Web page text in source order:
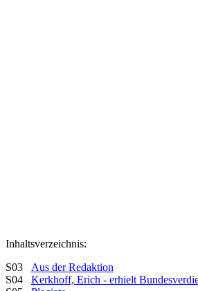
Inhaltsverzeichnis:
S03 Aus der Redaktion
S04 Kerkhoff, Erich - erhielt